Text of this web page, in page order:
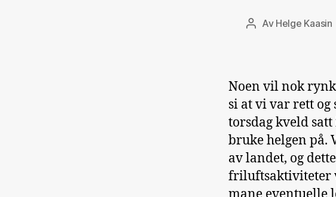
Innleggsforfatter
Av Helge Kaasin
Noen vil nok
si at vi var rett og
torsdag kveld
bruke helgen på.
av landet, og
friluftsaktiviteter